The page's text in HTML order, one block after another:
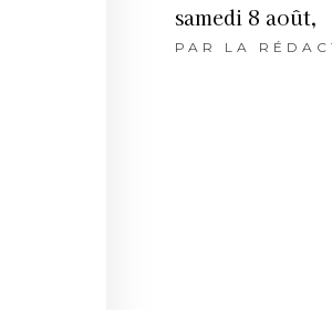
samedi 8 août,
PAR LA